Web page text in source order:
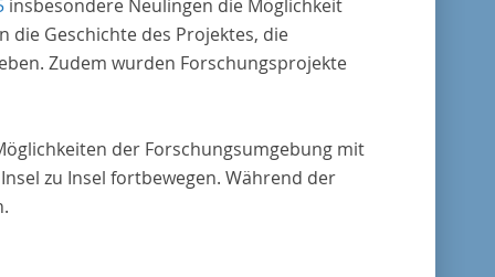
insbesondere Neulingen die Möglichkeit
die Geschichte des Projektes, die
Zudem wurden Forschungsprojekte
der Forschungsumgebung mit
zu Insel fortbewegen. Während der